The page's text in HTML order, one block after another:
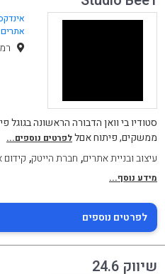
אתרים
סטודיו בי וואן הדבורה הראשונה בגוגל
ממשקים, פיתוח אםללפרטים נוספים...
עיצוב ובניית אתרים, חברת הייטק,
מידע נוסף...
לפרטים נוספים
שיווק 24.6